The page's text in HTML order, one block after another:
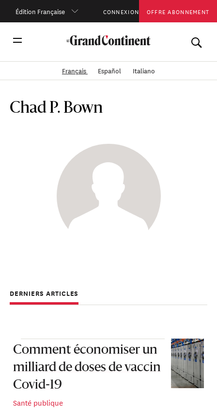
Édition Française CONNEXION OFFRE ABONNEMENT
Français Español Italiano
Chad P. Bown
DERNIERS ARTICLES
Comment économiser un
milliard de doses de vaccin
Covid-19
Santé publique